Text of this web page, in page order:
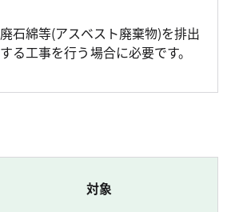
廃石綿等(アスベスト廃棄物)を排出
する工事を行う場合に必要です。
対象